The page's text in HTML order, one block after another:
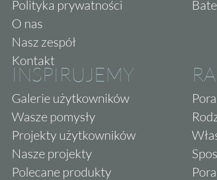
Polityka prywatności
O nas
Nasz zespół
Kontakt
INSPIRUJEMY
Galerie użytkowników
Wasze pomysły
Projekty użytkowników
Nasze projekty
Polecane produkty